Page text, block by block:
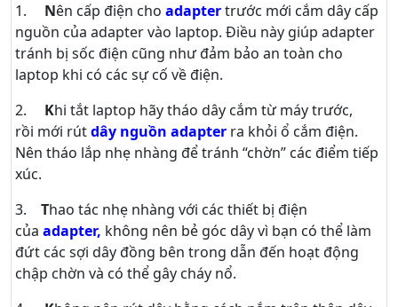
1. Nên cấp điện cho adaptertrước mới cắm dây cấp
nguồn của adapter vào laptop. Điều này giúp adapter
tránh bị sốc điện cũng như đảm bảo an toàn cho
laptop khi có các sự cố về điện.
2. Khi tắt laptop hãy tháo dây cắm từ máy trước,
rồi mới rútdây nguồn adapter ra khỏi ổ cắm điện.
Nên tháo lắp nhẹ nhàng để tránh “chờn” các điểm tiếp
xúc.
3. Thao tác nhẹ nhàng với các thiết bị điện
của adapter, không nên bẻ góc dây vì bạn có thể làm
đứt các sợi dây đồng bên trong dẫn đến hoạt động
chập chờn và có thể gây cháy nổ.